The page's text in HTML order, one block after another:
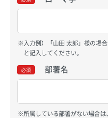
入力例）「山田 太郎」様の場
と記入してください。
必須 部署名
所属している部署がない場合は